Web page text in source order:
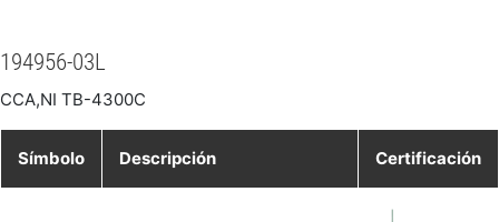
194956-03L
CCA,NI TB-4300C
Símbolo Descripción Certificación